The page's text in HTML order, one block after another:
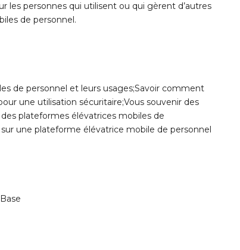
les personnes qui utilisent ou qui gèrent d’autres
de personnel.
de personnel et leurs usages;Savoir comment
une utilisation sécuritaire;Vous souvenir des
plateformes élévatrices mobiles de
une plateforme élévatrice mobile de personnel